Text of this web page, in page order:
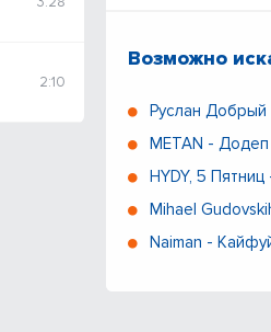
2:10
Возможно
Руслан Добрый
METAN - Додеп
HYDY, 5
Mihael
Naiman -